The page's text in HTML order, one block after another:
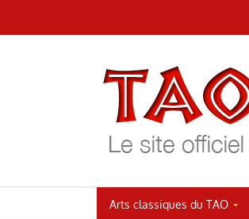
au
Arts classiques du TAO